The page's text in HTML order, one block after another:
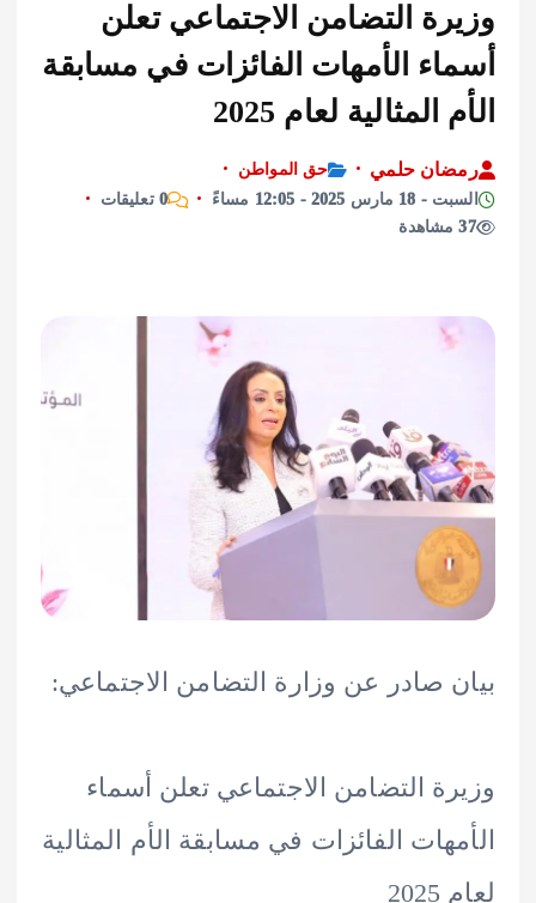
التحرير:مني أمين
التضامن الاجتماعي تعلن
الأمهات الفائزات في مسابقة
لعام 2025
حلمي
حق المواطن
0 تعليقات
صادر عن وزارة التضامن الاجتماعي:
التضامن الاجتماعي تعلن أسماء
الفائزات في مسابقة الأم المثالية